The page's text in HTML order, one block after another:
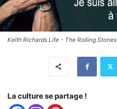
Keith Richards Life - The Rolling Stones
La culture se partage !